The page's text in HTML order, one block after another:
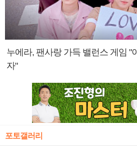
누에라, 팬사랑 가득 밸런스 게임 "
자"
포토갤러리